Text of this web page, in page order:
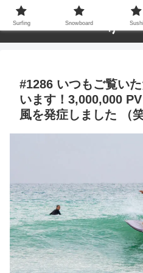
#1286 いつもご覧い
います！3,000,000
風を発症しました （笑
Surfing Snowboard Sushi